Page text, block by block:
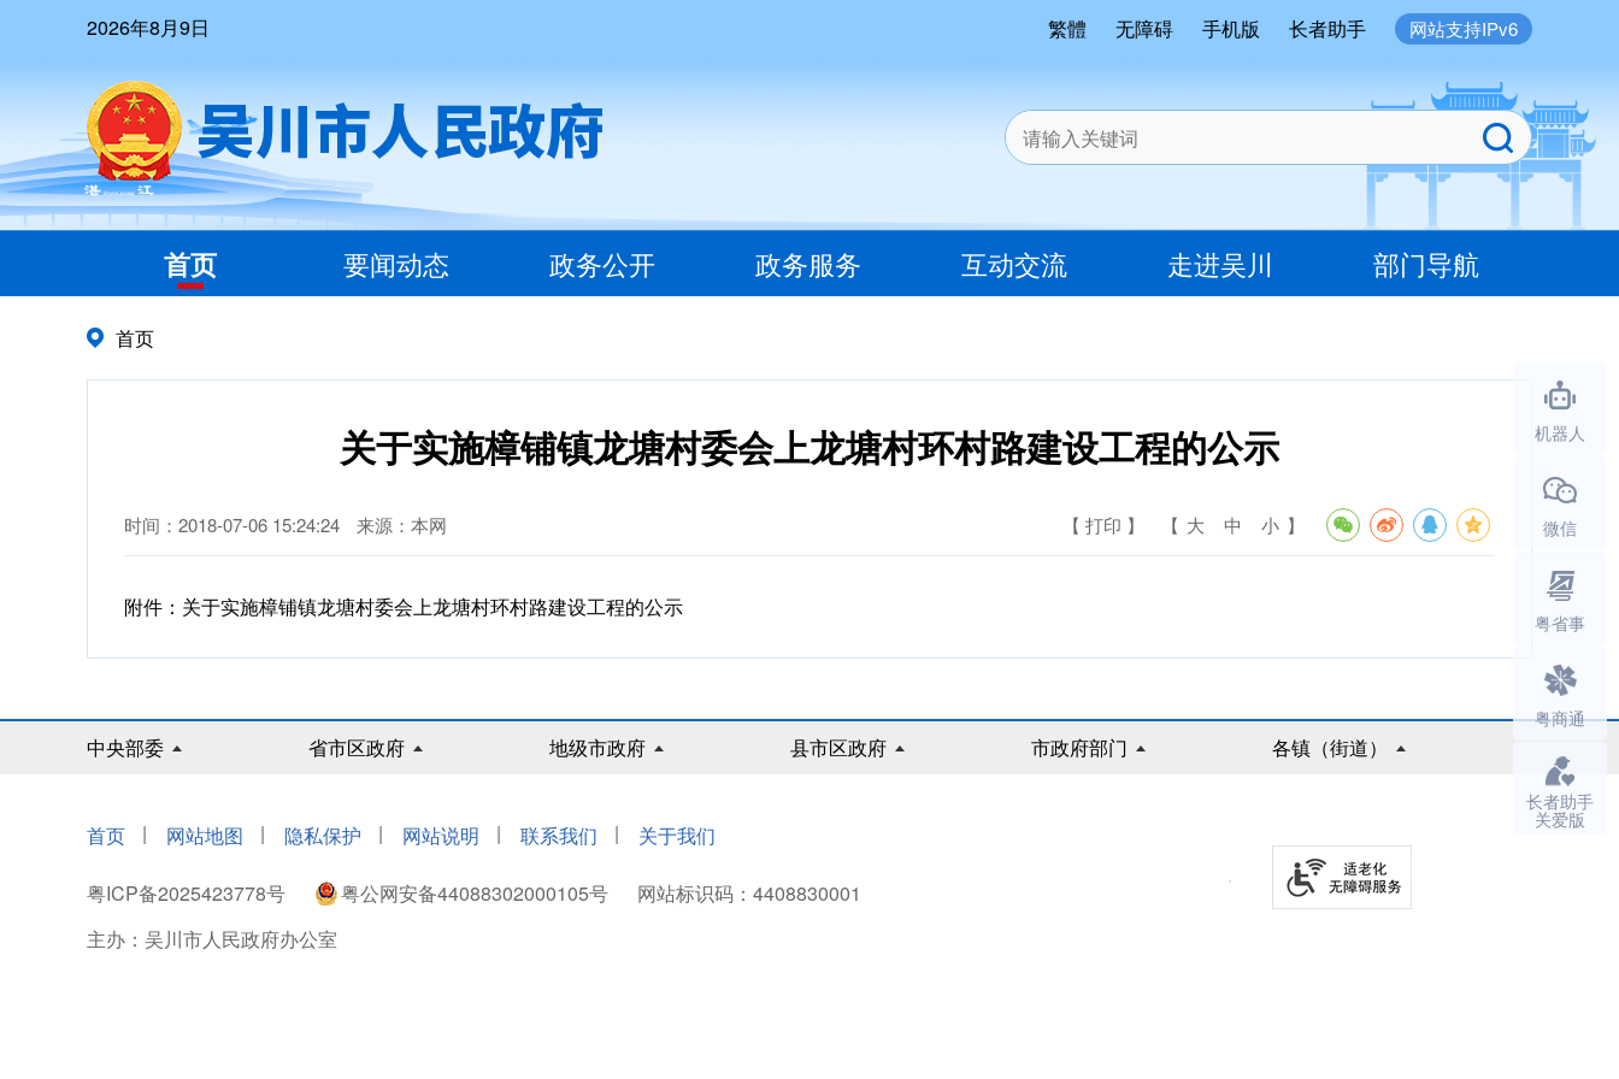
2026年8月9日 繁體 无障碍 手机版 长者助手 网站支持IPv6
首页 要闻动态 政务公开 政务服务 互动交流 走进吴川 部门导航
首页
关于实施樟铺镇龙塘村委会上龙塘村环村路建设工程的公示
时间：2018-07-06 15:24:24 来源：本网 【 打印 】 【 大 中 小 】
附件：关于实施樟铺镇龙塘村委会上龙塘村环村路建设工程的公示
机器人
微信
粤省事
粤商通
长者助手
关爱版
中央部委 省市区政府 地级市政府 县市区政府 市政府部门 各镇（街道）
首页 | 网站地图 | 隐私保护 | 网站说明 | 联系我们 | 关于我们
粤ICP备2025423778号 粤公网安备44088302000105号
网站标识码：4408830001
主办：吴川市人民政府办公室